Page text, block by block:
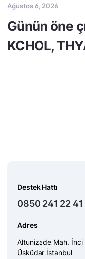
Ağustos 6, 2026
Günün öne
KCHOL,
Destek Hattı
0850 241 22 41
Adres
Altunizade Mah. İnci
Üsküdar İstanbul